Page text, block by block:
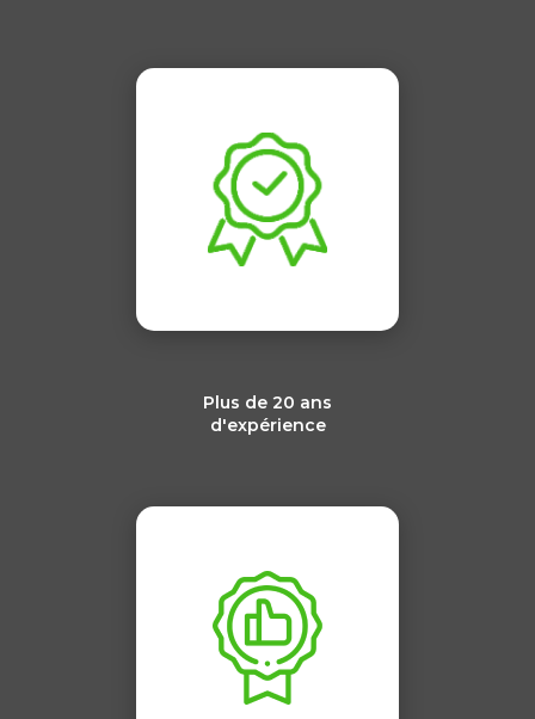
Plus de 20 ans
d'expérience